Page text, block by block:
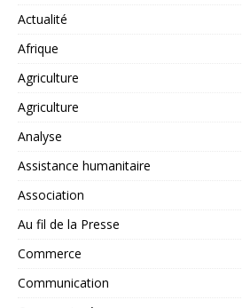
Actualité
Afrique
Agriculture
Agriculture
Analyse
Assistance humanitaire
Association
Au fil de la Presse
Commerce
Communication